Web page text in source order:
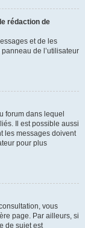
rédaction de
et de les
de l’utilisateur
forum dans lequel
Il est possible aussi
les messages doivent
pour plus
vous
page. Par ailleurs, si
de sujet est